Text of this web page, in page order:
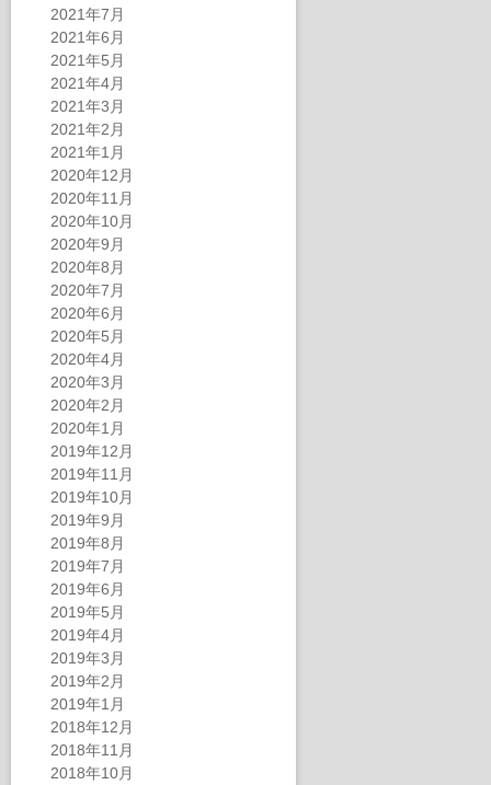
2021年7月
2021年6月
2021年5月
2021年4月
2021年3月
2021年2月
2021年1月
2020年12月
2020年11月
2020年10月
2020年9月
2020年8月
2020年7月
2020年6月
2020年5月
2020年4月
2020年3月
2020年2月
2020年1月
2019年12月
2019年11月
2019年10月
2019年9月
2019年8月
2019年7月
2019年6月
2019年5月
2019年4月
2019年3月
2019年2月
2019年1月
2018年12月
2018年11月
2018年10月